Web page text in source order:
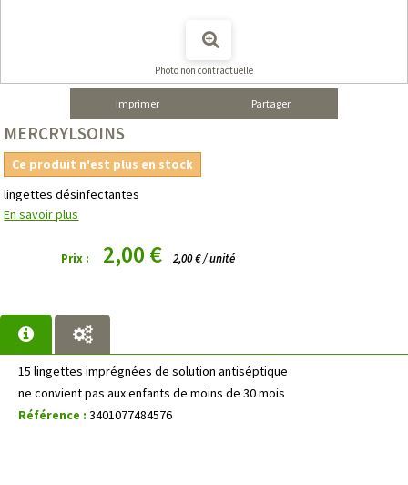
Photo non contractuelle
Imprimer Partager
MERCRYLSOINS
Ce produit n'est plus en stock
lingettes désinfectantes
En savoir plus
Prix : 2,00 € 2,00 € / unité
15 lingettes imprégnées de solution antiséptique
ne convient pas aux enfants de moins de 30 mois
Référence : 3401077484576